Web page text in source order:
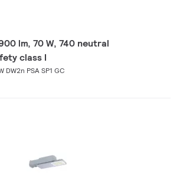
lm, 70 W, 740 neutral
class I
DW2n PSA SP1 GC